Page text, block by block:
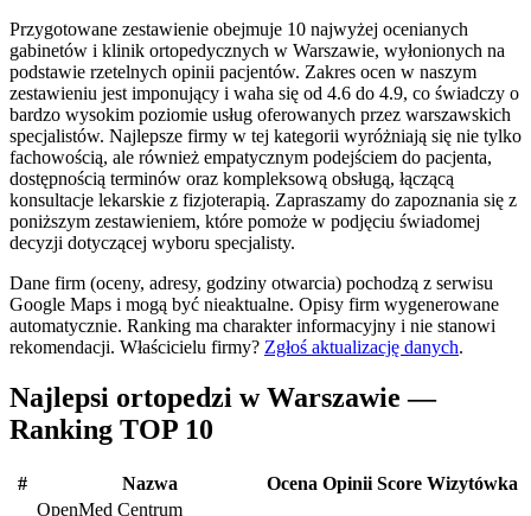
Przygotowane zestawienie obejmuje 10 najwyżej ocenianych
gabinetów i klinik ortopedycznych w Warszawie, wyłonionych na
podstawie rzetelnych opinii pacjentów. Zakres ocen w naszym
zestawieniu jest imponujący i waha się od 4.6 do 4.9, co świadczy o
bardzo wysokim poziomie usług oferowanych przez warszawskich
specjalistów. Najlepsze firmy w tej kategorii wyróżniają się nie tylko
fachowością, ale również empatycznym podejściem do pacjenta,
dostępnością terminów oraz kompleksową obsługą, łączącą
konsultacje lekarskie z fizjoterapią. Zapraszamy do zapoznania się z
poniższym zestawieniem, które pomoże w podjęciu świadomej
decyzji dotyczącej wyboru specjalisty.
Dane firm (oceny, adresy, godziny otwarcia) pochodzą z serwisu
Google Maps i mogą być nieaktualne. Opisy firm wygenerowane
automatycznie. Ranking ma charakter informacyjny i nie stanowi
rekomendacji. Właścicielu firmy? Zgłoś aktualizację danych.
Najlepsi ortopedzi w Warszawie —
Ranking TOP 10
# Nazwa Ocena Opinii Score Wizytówka
OpenMed Centrum